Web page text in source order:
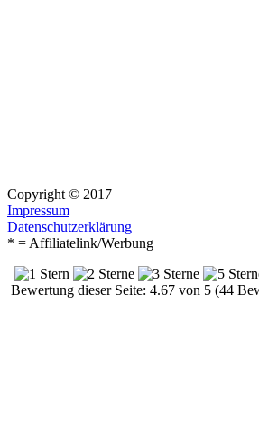
Copyright © 2017
Impressum
Datenschutzerklärung
* = Affiliatelink/Werbung
Bewertung dieser Seite: 4.67 von 5 (44